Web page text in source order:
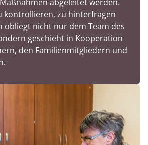
abgeleitet werden.
kontrollieren, zu hinterfragen
obliegt nicht nur dem Team des
geschieht in Kooperation
den Familienmitgliedern und